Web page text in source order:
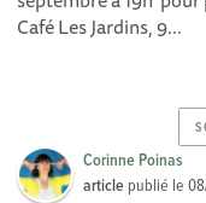
Café Les Jardins, 9...
Corinne Poinas
article publié le